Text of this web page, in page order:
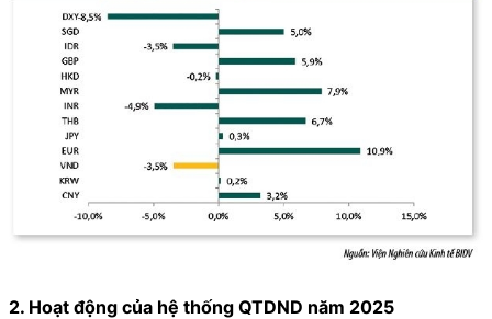
2. Hoạt động của hệ thống QTDND năm 2025